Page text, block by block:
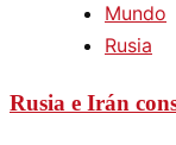
Mundo
Rusia
Rusia e Irán